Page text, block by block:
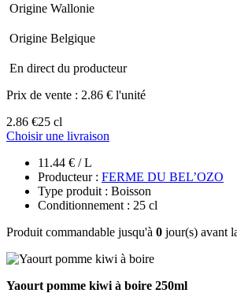
Origine Wallonie
Origine Belgique
En direct du producteur
Prix de vente : 2.86 € l'unité
2.86 €25 cl
Choisir une livraison
11.44 € / L
Producteur : FERME DU BEL’OZO
Type produit : Boisson
Conditionnement : 25 cl
Produit commandable jusqu'à 0 jour(s) avant
Yaourt pomme kiwi à boire 250ml